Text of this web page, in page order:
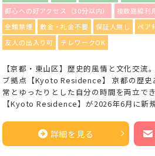
都心への好アクセス（30分以内）
複数路線利
全館禁煙
敷金・礼金不要 保証人無し ペア
友人の出入り可
テレワークOK
【京都・東山区】歴史的風情と文化交流
ブ拠点【Kyoto Residence】 京都の歴史
常とゆったりとした自分の時間を両立で
【Kyoto Residence】が2026年6月に新
詳細を見る